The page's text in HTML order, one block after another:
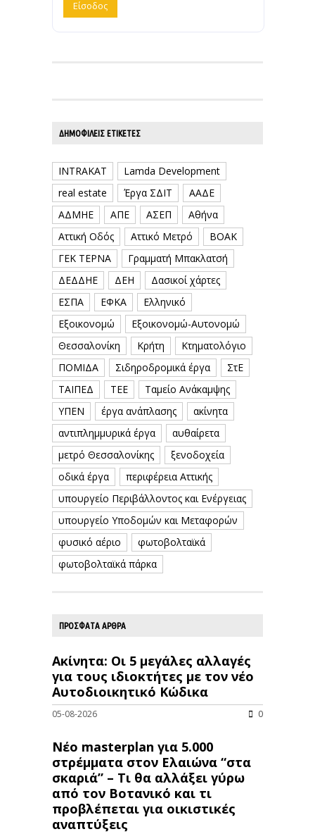
ΔΗΜΟΦΙΛΕΊΣ ΕΤΙΚΈΤΕΣ
INTRAKAT
Lamda Development
real estate
Έργα ΣΔΙΤ
ΑΑΔΕ
ΑΔΜΗΕ
ΑΠΕ ΑΣΕΠ
Αθήνα
Αττική Οδός
Αττικό Μετρό
ΒΟΑΚ
ΓΕΚ ΤΕΡΝΑ
Γραμματή Μπακλατσή
ΔΕΔΔΗΕ
ΔΕΗ
Δασικοί χάρτες
ΕΣΠΑ
ΕΦΚΑ
Ελληνικό
Εξοικονομώ
Εξοικονομώ-Αυτονομώ
Θεσσαλονίκη
Κρήτη
Κτηματολόγιο
ΠΟΜΙΔΑ
Σιδηροδρομικά έργα
ΣτΕ
ΤΑΙΠΕΔ
ΤΕΕ
Ταμείο Ανάκαμψης
ΥΠΕΝ
έργα ανάπλασης
ακίνητα
αντιπλημμυρικά έργα
αυθαίρετα
μετρό Θεσσαλονίκης
ξενοδοχεία
οδικά έργα
περιφέρεια Αττικής
υπουργείο Περιβάλλοντος και Ενέργειας
υπουργείο Υποδομών και Μεταφορών
φυσικό αέριο
φωτοβολταϊκά
φωτοβολταϊκά πάρκα
ΠΡΟΣΦΑΤΑ ΑΡΘΡΑ
Ακίνητα: Οι 5 μεγάλες αλλαγές
για τους ιδιοκτήτες με τον νέο
Αυτοδιοικητικό Κώδικα
05-08-2026 0
Νέο masterplan για 5.000
στρέμματα στον Ελαιώνα “στα
σκαριά” – Τι θα αλλάξει γύρω
από τον Βοτανικό και τι
προβλέπεται για οικιστικές
αναπτύξεις